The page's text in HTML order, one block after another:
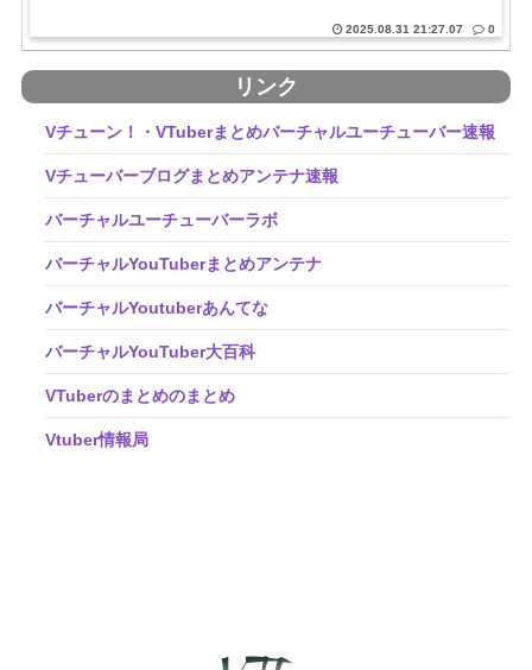
2025.08.31 21:27.07 0
リンク
Vチューン！・VTuberまとめバーチャルユーチューバー速報
Vチューバーブログまとめアンテナ速報
バーチャルユーチューバーラボ
バーチャルYouTuberまとめアンテナ
バーチャルYoutuberあんてな
バーチャルYouTuber大百科
VTuberのまとめのまとめ
Vtuber情報局